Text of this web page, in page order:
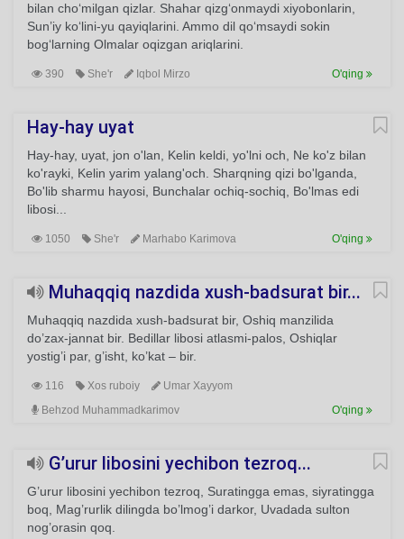
bilan cho‘milgan qizlar. Shahar qizg‘onmaydi xiyobonlarin,
Sun’iy ko‘lini-yu qayiqlarini. Ammo dil qo‘msaydi sokin
bog‘larning Olmalar oqizgan ariqlarini.
390 She'r Iqbol Mirzo O'qing
Hay-hay uyat
Hay-hay, uyat, jon o'lan, Kelin keldi, yo'lni och, Ne ko'z bilan
ko'rayki, Kelin yarim yalang'och. Sharqning qizi bo'lganda,
Bo'lib sharmu hayosi, Bunchalar ochiq-sochiq, Bo'lmas edi
libosi...
1050 She'r Marhabo Karimova O'qing
Muhaqqiq nazdida xush-badsurat bir...
Muhaqqiq nazdida xush-badsurat bir, Oshiq manzilida
do’zax-jannat bir. Bedillar libosi atlasmi-palos, Oshiqlar
yostig’i par, g’isht, ko’kat – bir.
116 Xos ruboiy
Umar Xayyom
Behzod Muhammadkarimov
O'qing
G’urur libosini yechibon tezroq...
G’urur libosini yechibon tezroq, Suratingga emas, siyratingga
boq, Mag’rurlik dilingda bo’lmog’i darkor, Uvadada sulton
nog’orasin qoq.